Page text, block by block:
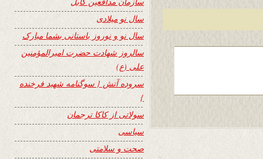
سال نو میلادی
سال نو و نوروز باستانی بشما مبارک
سالروز شهادت حضرت امیرالمؤمنین
علی (ع)
سروده آتش { سوگنامه شهید فرخنده
}
سولاتی از کاکا ترجمان
سیاسی
صحت و سلامتی